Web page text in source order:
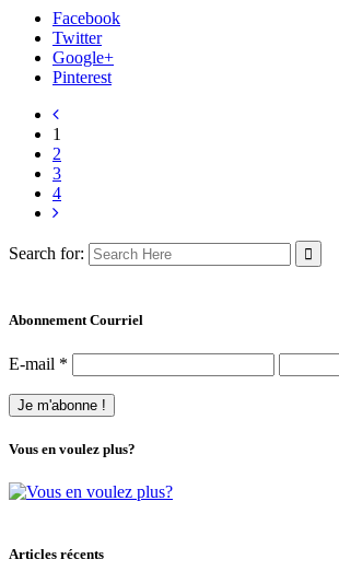
Facebook
Twitter
Google+
Pinterest
1
2
3
4
Search for:
Abonnement Courriel
E-mail *
Vous en voulez plus?
Articles récents